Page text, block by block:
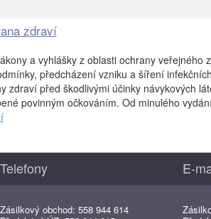
zdraví
a vyhlášky z oblasti ochrany veřejného
předcházení vzniku a šíření infekčních
zdraví před škodlivými účinky návykových
povinným očkováním. Od minulého
Telefony
Zásilkový obchod: 558 944 614
E-